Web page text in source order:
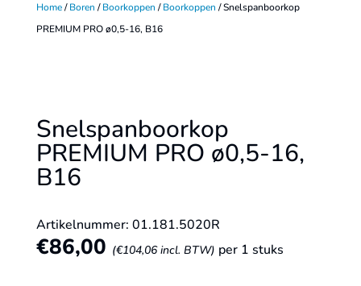
Home/Boren /Boorkoppen /Boorkoppen / Snelspanboorkop
PREMIUM PRO ø0,5-16, B16
Snelspanboorkop
PREMIUM PRO ø0,5-16,
B16
Artikelnummer: 01.181.5020R
€86,00 (€104,06incl. BTW) per 1 stuks